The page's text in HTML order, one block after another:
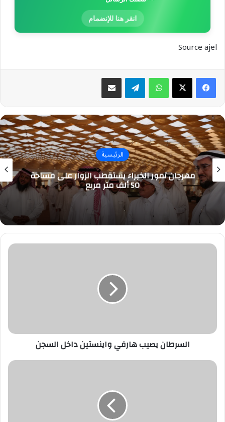
انقر هنا للإنضمام
Source ajel
واتسابتيلقرام مشاركة عبر البريد
الرئيسية
مهرجان تمور الخبراء يستقطب الزوار على مساحة
50 ألف متر مربع
السرطان
السرطان يصيب هارفي واينستين داخل السجن
إنقاذ